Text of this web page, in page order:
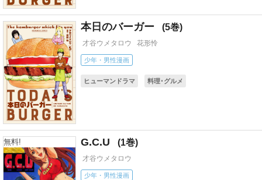
本日のバーガー 5
才谷ウメタロウ 花形怜
少年・男性漫画
ヒューマンドラマ 料理･グルメ
無料! G.C.U 1
才谷ウメタロウ
少年・男性漫画